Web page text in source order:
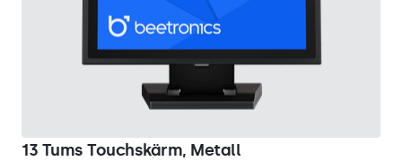
13 Tums Touchskärm, Metall